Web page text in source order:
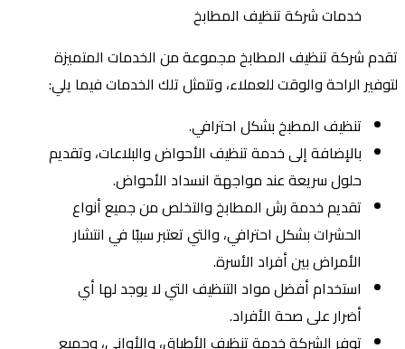
خدمات شركة تنظيف المطابخ
تقدم شركة تنظيف المطابخ مجموعة من الخدمات المتميزة
لتوفير الراحة والوقت للعملاء، وتتمثل تلك الخدمات فيما يلي:
تنظيف المطبخ بشكل احترافي.
بالإضافة إلى خدمة تنظيف الأحواض والبلاعات، وتقديم
حلول سريعة عند مواجهة انسداد الأحواض.
تقديم خدمة رش المطابخ والتخلص من جميع أنواع
الحشرات بشكل احترافي، والتي تعتبر سببًا في انتشار
الأمراض بين أفراد الأسرة.
استخدام أفضل مواد التنظيف التي لا يوجد لها أي
أضرار على صحة الأفراد.
توفر الشركة خدمة تنظيف الأطباق، والأواني، وجميع